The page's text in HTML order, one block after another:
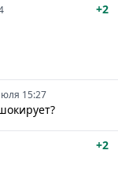
+2
15:27
+2